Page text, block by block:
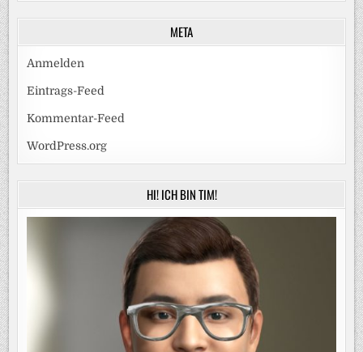
META
Anmelden
Eintrags-Feed
Kommentar-Feed
WordPress.org
HI! ICH BIN TIM!